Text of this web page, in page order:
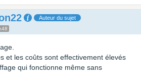
Auteur du sujet
et les coûts sont effectivement élevés
qui fonctionne même sans